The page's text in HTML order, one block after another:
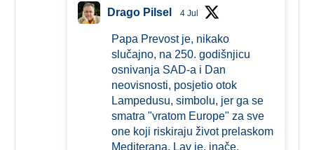
Drago Pilsel 4 Jul
Papa Prevost je, nikako
slučajno, na 250. godišnjicu
osnivanja SAD-a i Dan
neovisnosti, posjetio otok
Lampedusu, simbolu, jer ga se
smatra "vratom Europe" za sve
one koji riskiraju život prelaskom
Mediterana. Lav je, inače,